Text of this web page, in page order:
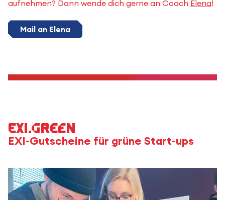
aufnehmen? Dann wende dich gerne an Coach Elena!
Mail an Elena
EXI.green
EXI-Gutscheine für grüne Start-ups